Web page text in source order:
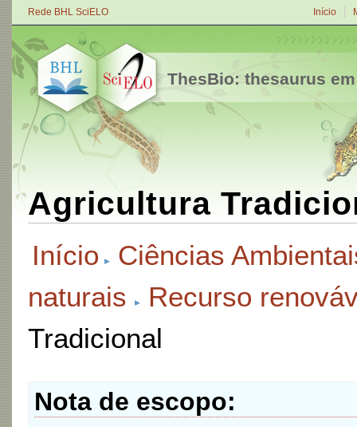
Rede BHL SciELO Início
ThesBio: thesaurus
Agricultura
Início
Ciências
naturais
Recurso
Tradicional
Nota de escopo